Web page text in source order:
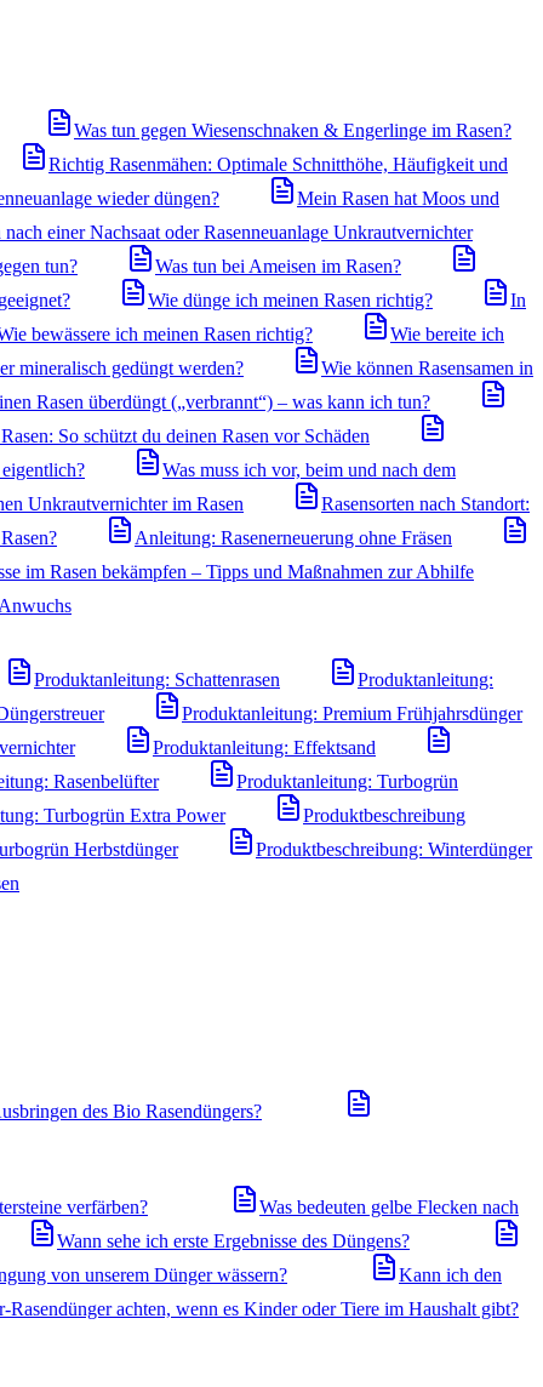
Was tun gegen Wiesenschnaken & Engerlinge im Rasen?
Richtig Rasenmähen: Optimale Schnitthöhe, Häufigkeit und
wieder düngen?
Mein Rasen hat Moos und
einer Nachsaat oder Rasenneuanlage Unkrautvernichter
tun?
Was tun bei Ameisen im Rasen?
Wie dünge ich meinen Rasen richtig?
In
bewässere ich meinen Rasen richtig?
Wie bereite ich
mineralisch gedüngt werden?
Wie können Rasensamen in
Rasen überdüngt („verbrannt“) – was kann ich tun?
So schützt du deinen Rasen vor Schäden
Was muss ich vor, beim und nach dem
Unkrautvernichter im Rasen
Rasensorten nach Standort:
Anleitung: Rasenerneuerung ohne Fräsen
im Rasen bekämpfen – Tipps und Maßnahmen zur Abhilfe
Produktanleitung: Schattenrasen
Produktanleitung:
Produktanleitung: Premium Frühjahrsdünger
Produktanleitung: Effektsand
Rasenbelüfter
Produktanleitung: Turbogrün
Turbogrün Extra Power
Produktbeschreibung
Herbstdünger
Produktbeschreibung: Winterdünger
des Bio Rasendüngers?
verfärben?
Was bedeuten gelbe Flecken nach
Wann sehe ich erste Ergebnisse des Düngens?
von unserem Dünger wässern?
Kann ich den
achten, wenn es Kinder oder Tiere im Haushalt gibt?